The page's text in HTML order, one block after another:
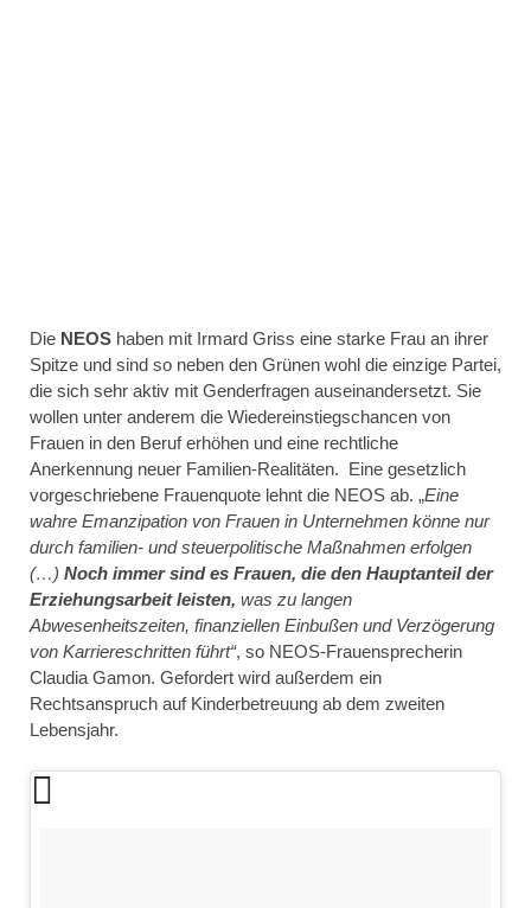
Die NEOS haben mit Irmard Griss eine starke Frau an ihrer
Spitze und sind so neben den Grünen wohl die einzige Partei,
die sich sehr aktiv mit Genderfragen auseinandersetzt. Sie
wollen unter anderem die Wiedereinstiegschancen von
Frauen in den Beruf erhöhen und eine rechtliche
Anerkennung neuer Familien-Realitäten. Eine gesetzlich
vorgeschriebene Frauenquote lehnt die NEOS ab. „Eine
wahre Emanzipation von Frauen in Unternehmen könne nur
durch familien- und steuerpolitische Maßnahmen erfolgen
(…) Noch immer sind es Frauen, die den Hauptanteil der
Erziehungsarbeit leisten, was zu langen
Abwesenheitszeiten, finanziellen Einbußen und Verzögerung
von Karriereschritten führt“, so NEOS-Frauensprecherin
Claudia Gamon. Gefordert wird außerdem ein
Rechtsanspruch auf Kinderbetreuung ab dem zweiten
Lebensjahr.